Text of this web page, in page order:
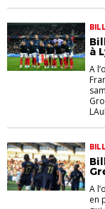
à
A
A
en